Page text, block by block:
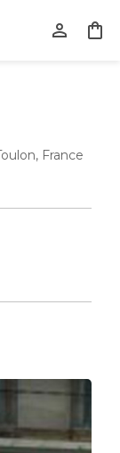
France